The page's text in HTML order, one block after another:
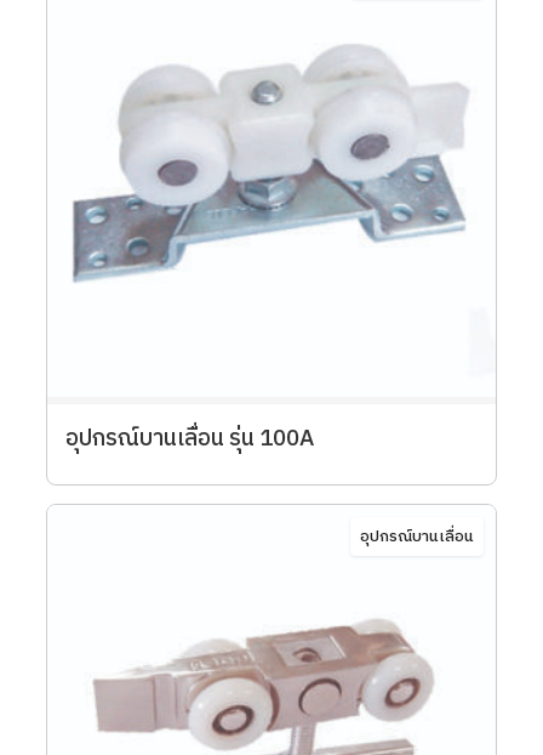
อุปกรณ์บานเลื่อน รุ่น 100A
อุปกรณ์บานเลื่อน